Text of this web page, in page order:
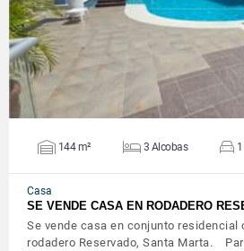
144 m² 3 Alcobas
Casa
SE VENDE CASA EN RODADERO
Se vende casa en conjunto residencial
rodadero Reservado, Santa Marta.